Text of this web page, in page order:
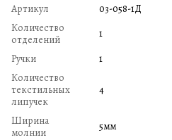
Артикул
03-058-1Д
Количество
отделений
1
Ручки
1
Количество
текстильных
липучек
4
Ширина
молнии
5мм